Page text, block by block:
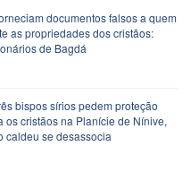
documentos falsos a quem
as propriedades dos cristãos:
de Bagdá
bispos sírios pedem proteção
os cristãos na Planície de Nínive,
caldeu se desassocia